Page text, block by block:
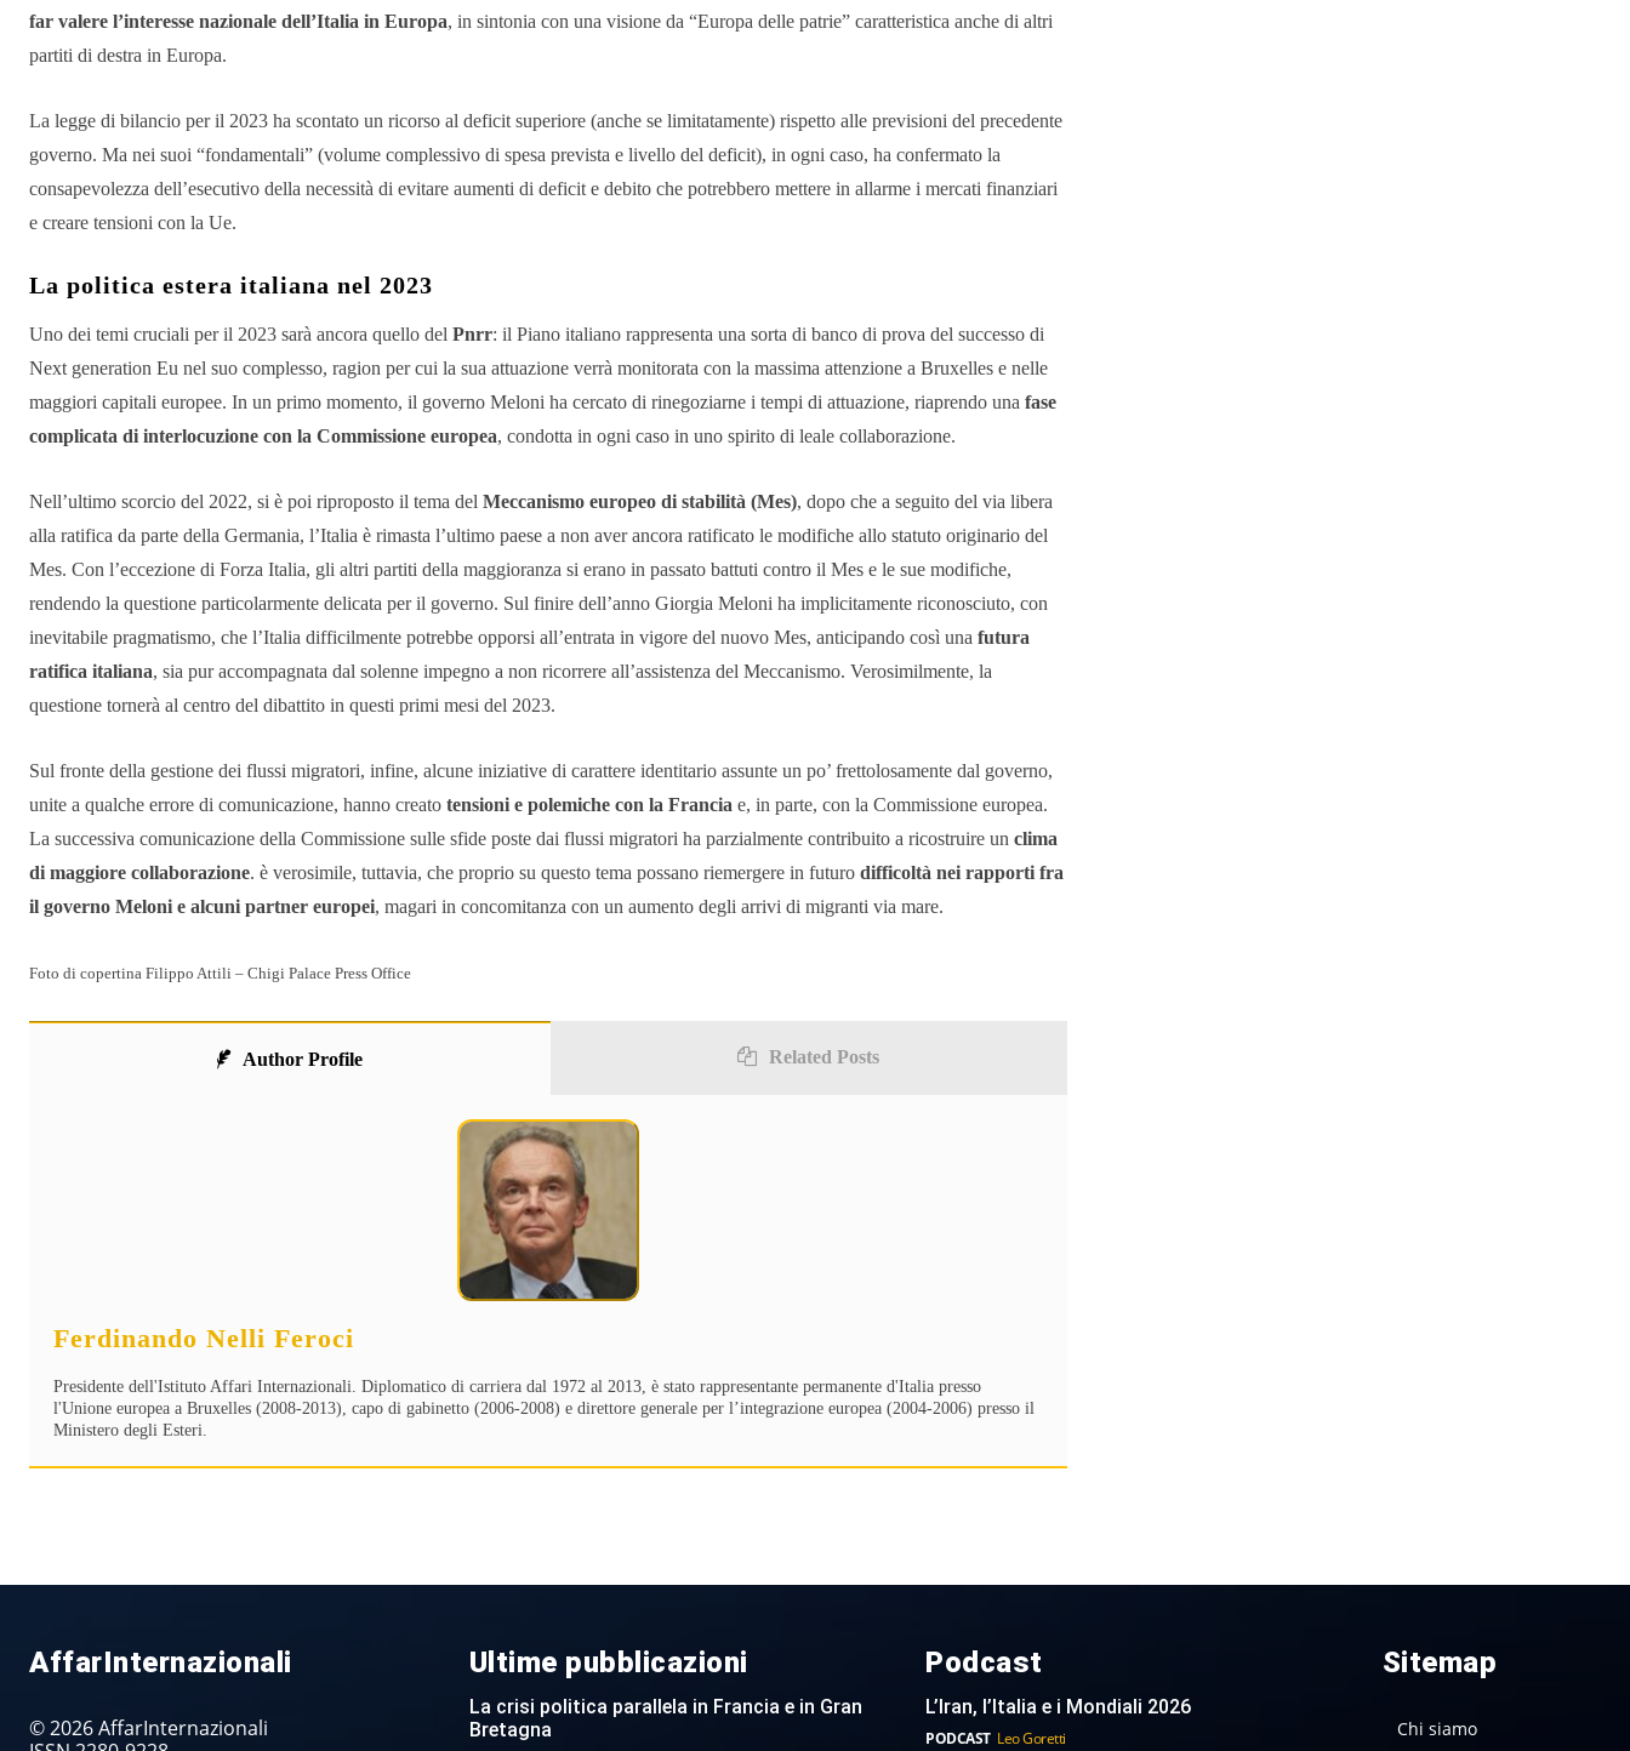
far valere l’interesse nazionale dell’Italia in Europa, in sintonia con una visione da “Europa delle patrie” caratteristica anche di altri
partiti di destra in Europa.
La legge di bilancio per il 2023 ha scontato un ricorso al deficit superiore (anche se limitatamente) rispetto alle previsioni del precedente
governo. Ma nei suoi “fondamentali” (volume complessivo di spesa prevista e livello del deficit), in ogni caso, ha confermato la
consapevolezza dell’esecutivo della necessità di evitare aumenti di deficit e debito che potrebbero mettere in allarme i mercati finanziari
e creare tensioni con la Ue.
La politica estera italiana nel 2023
Uno dei temi cruciali per il 2023 sarà ancora quello del Pnrr: il Piano italiano rappresenta una sorta di banco di prova del successo di
Next generation Eu nel suo complesso, ragion per cui la sua attuazione verrà monitorata con la massima attenzione a Bruxelles e nelle
maggiori capitali europee. In un primo momento, il governo Meloni ha cercato di rinegoziarne i tempi di attuazione, riaprendo una fase
complicata di interlocuzione con la Commissione europea, condotta in ogni caso in uno spirito di leale collaborazione.
Nell’ultimo scorcio del 2022, si è poi riproposto il tema del Meccanismo europeo di stabilità (Mes), dopo che a seguito del via libera
alla ratifica da parte della Germania, l’Italia è rimasta l’ultimo paese a non aver ancora ratificato le modifiche allo statuto originario del
Mes. Con l’eccezione di Forza Italia, gli altri partiti della maggioranza si erano in passato battuti contro il Mes e le sue modifiche,
rendendo la questione particolarmente delicata per il governo. Sul finire dell’anno Giorgia Meloni ha implicitamente riconosciuto, con
inevitabile pragmatismo, che l’Italia difficilmente potrebbe opporsi all’entrata in vigore del nuovo Mes, anticipando così una futura
ratifica italiana, sia pur accompagnata dal solenne impegno a non ricorrere all’assistenza del Meccanismo. Verosimilmente, la
questione tornerà al centro del dibattito in questi primi mesi del 2023.
Sul fronte della gestione dei flussi migratori, infine, alcune iniziative di carattere identitario assunte un po’ frettolosamente dal governo,
unite a qualche errore di comunicazione, hanno creato tensioni e polemiche con la Francia e, in parte, con la Commissione europea.
La successiva comunicazione della Commissione sulle sfide poste dai flussi migratori ha parzialmente contribuito a ricostruire un clima
di maggiore collaborazione. è verosimile, tuttavia, che proprio su questo tema possano riemergere in futuro difficoltà nei rapporti fra
il governo Meloni e alcuni partner europei, magari in concomitanza con un aumento degli arrivi di migranti via mare.
Foto di copertina Filippo Attili – Chigi Palace Press Office
Author Profile Related Posts
Ferdinando Nelli Feroci
Presidente dell'Istituto Affari Internazionali. Diplomatico di carriera dal 1972 al 2013, è stato rappresentante permanente d'Italia presso
l'Unione europea a Bruxelles (2008-2013), capo di gabinetto (2006-2008) e direttore generale per l’integrazione europea (2004-2006) presso il
Ministero degli Esteri.
AffarInternazionali
© 2026 AffarInternazionali
Ultime pubblicazioni
La crisi politica parallela in Francia e in Gran
Bretagna
Podcast
L’Iran, l’Italia e i Mondiali 2026
PODCAST Leo Goretti
Sitemap
Chi siamo